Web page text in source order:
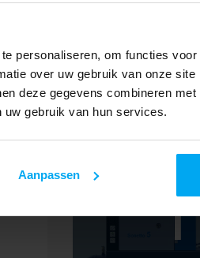
personaliseren, om functies
over uw gebruik van onze
deze gegevens combineren
gebruik van hun services.
Aanpassen 1